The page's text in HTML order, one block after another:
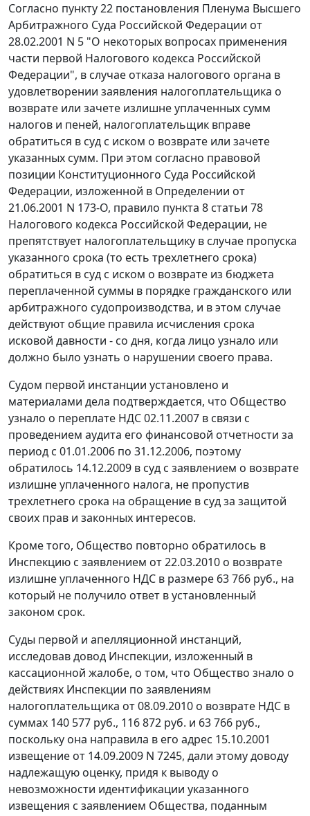
Согласно пункту 22 постановления Пленума Высшего
Арбитражного Суда Российской Федерации от
28.02.2001 N 5 "О некоторых вопросах применения
части первой Налогового кодекса Российской
Федерации", в случае отказа налогового органа в
удовлетворении заявления налогоплательщика о
возврате или зачете излишне уплаченных сумм
налогов и пеней, налогоплательщик вправе
обратиться в суд с иском о возврате или зачете
указанных сумм. При этом согласно правовой
позиции Конституционного Суда Российской
Федерации, изложенной в Определении от
21.06.2001 N 173-О, правило пункта 8 статьи 78
Налогового кодекса Российской Федерации, не
препятствует налогоплательщику в случае пропуска
указанного срока (то есть трехлетнего срока)
обратиться в суд с иском о возврате из бюджета
переплаченной суммы в порядке гражданского или
арбитражного судопроизводства, и в этом случае
действуют общие правила исчисления срока
исковой давности - со дня, когда лицо узнало или
должно было узнать о нарушении своего права.
Судом первой инстанции установлено и
материалами дела подтверждается, что Общество
узнало о переплате НДС 02.11.2007 в связи с
проведением аудита его финансовой отчетности за
период с 01.01.2006 по 31.12.2006, поэтому
обратилось 14.12.2009 в суд с заявлением о возврате
излишне уплаченного налога, не пропустив
трехлетнего срока на обращение в суд за защитой
своих прав и законных интересов.
Кроме того, Общество повторно обратилось в
Инспекцию с заявлением от 22.03.2010 о возврате
излишне уплаченного НДС в размере 63 766 руб., на
который не получило ответ в установленный
законом срок.
Суды первой и апелляционной инстанций,
исследовав довод Инспекции, изложенный в
кассационной жалобе, о том, что Общество знало о
действиях Инспекции по заявлениям
налогоплательщика от 08.09.2010 о возврате НДС в
суммах 140 577 руб., 116 872 руб. и 63 766 руб.,
поскольку она направила в его адрес 15.10.2001
извещение от 14.09.2009 N 7245, дали этому доводу
надлежащую оценку, придя к выводу о
невозможности идентификации указанного
извещения с заявлением Общества, поданным